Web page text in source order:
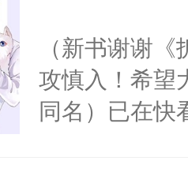
（新书谢谢
攻慎入！希望
同名）已在快